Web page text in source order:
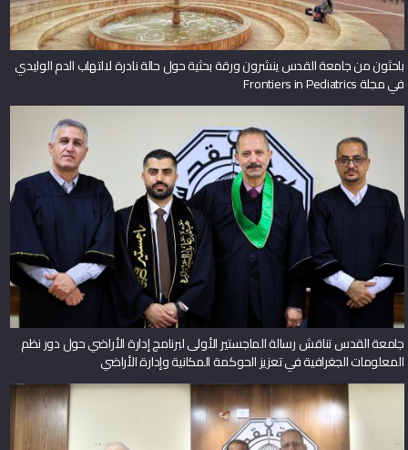
باحثون من جامعة القدس ينشرون ورقة بحثية حول حالة نادرة لالتهاب الدم الوليدي
في مجلة Frontiers in Pediatrics
جامعة القدس تناقش رسالة الماجستير الأولى لبرنامج إدارة الأراضي حول دور نظم
المعلومات الجغرافية في تعزيز الحوكمة المكانية وإدارة الأراضي